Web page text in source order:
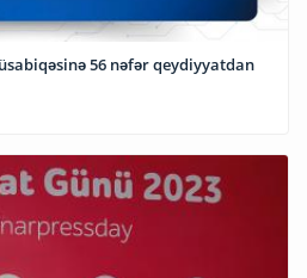
56 nəfər qeydiyyatdan